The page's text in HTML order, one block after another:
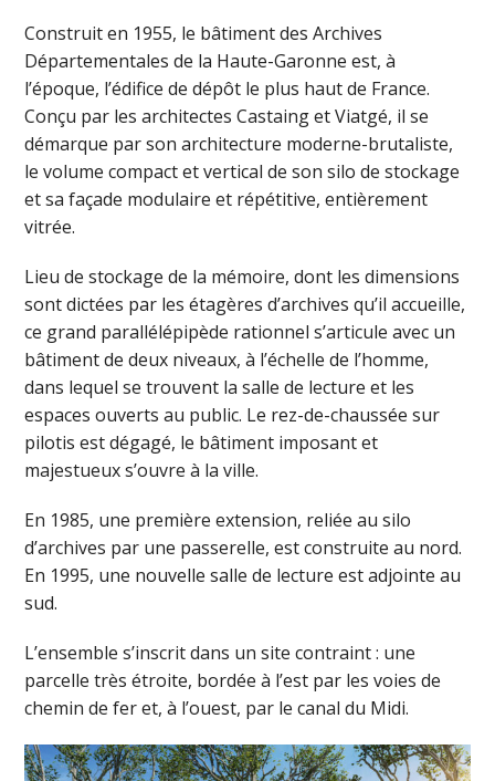
Construit en 1955, le bâtiment des Archives
Départementales de la Haute-Garonne est, à
l’époque, l’édifice de dépôt le plus haut de France.
Conçu par les architectes Castaing et Viatgé, il se
démarque par son architecture moderne-brutaliste,
le volume compact et vertical de son silo de stockage
et sa façade modulaire et répétitive, entièrement
vitrée.
Lieu de stockage de la mémoire, dont les dimensions
sont dictées par les étagères d’archives qu’il accueille,
ce grand parallélépipède rationnel s’articule avec un
bâtiment de deux niveaux, à l’échelle de l’homme,
dans lequel se trouvent la salle de lecture et les
espaces ouverts au public. Le rez-de-chaussée sur
pilotis est dégagé, le bâtiment imposant et
majestueux s’ouvre à la ville.
En 1985, une première extension, reliée au silo
d’archives par une passerelle, est construite au nord.
En 1995, une nouvelle salle de lecture est adjointe au
sud.
L’ensemble s’inscrit dans un site contraint : une
parcelle très étroite, bordée à l’est par les voies de
chemin de fer et, à l’ouest, par le canal du Midi.